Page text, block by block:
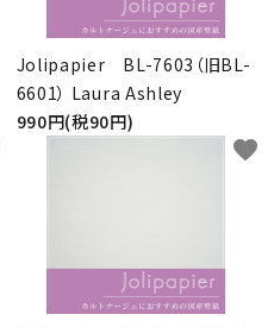
Jolipapier BL-7603（旧BL-
6601） Laura Ashley
990円(税90円)
favorite